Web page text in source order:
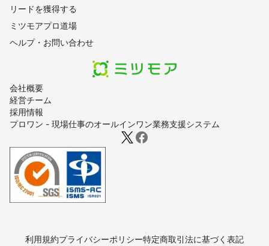
会社概要
経営チーム
採用情報
プロワン - 現場仕事のオールインワン業務支援システム
リードを獲得する
ミツモアプロ道場
ヘルプ・お問い合わせ
利用規約プライバシーポリシー特定商取引法に基づく表記